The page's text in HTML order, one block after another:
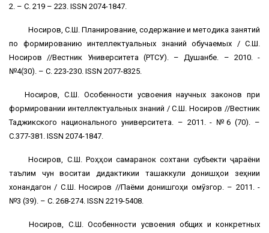
2. – С. 219 – 223. ISSN 2074-1847.
Носиров, С.Ш. Планирование, содержание и методика занятий
по формированию интеллектуальных знаний обучаемых / С.Ш.
Носиров //Вестник Университета (РТСУ). – Душанбе. – 2010. -
№4(30). – С. 223-230. ISSN 2077-8325.
Носиров, С.Ш. Особенности усвоения научных законов при
формировании интеллектуальных знаний / С.Ш. Носиров //Вестник
Таджикского национального университета. – 2011. - №6 (70). –
С.377-381. ISSN 2074-1847.
Носиров, С.Ш. Роҳҳои самаранок сохтани субъекти ҷараёни
таълим чун воситаи дидактикии ташаккули донишҳои зеҳнии
хонандагон / С.Ш. Носиров //Паёми донишгоҳи омӯзгорӣ. – 2011. -
№3 (39). – С. 268-274. ISSN 2219-5408.
Носиров, С.Ш. Особенности усвоения общих и конкретных